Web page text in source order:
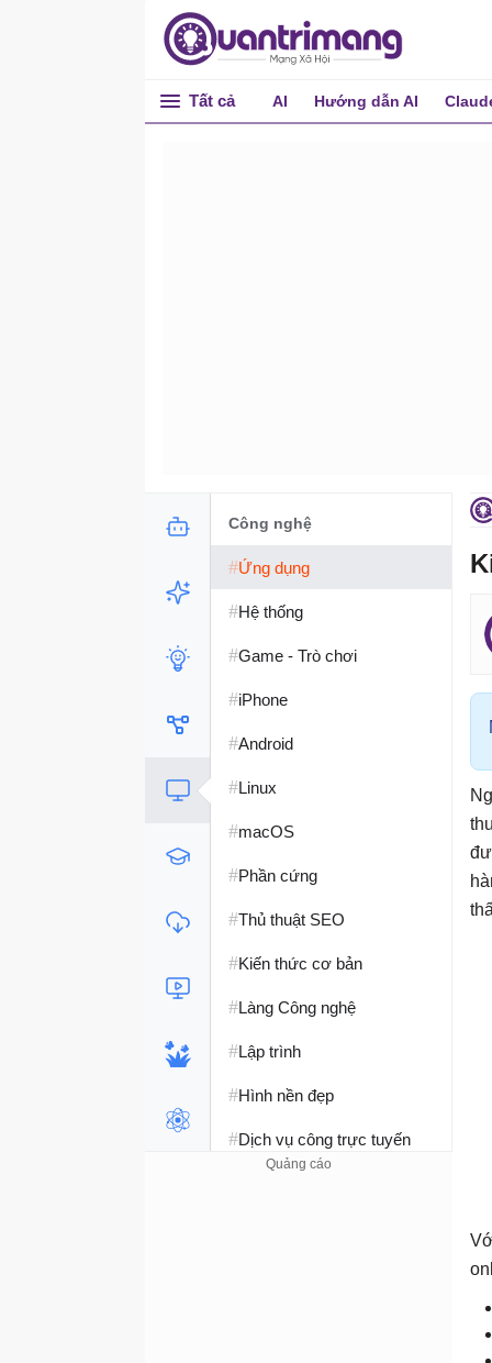
Tất cả AI Hướng dẫn AI
Công nghệ
#Ứng dụng
#Hệ thống
#Game - Trò chơi
#iPhone
#Android
#Linux
#macOS
#Phần cứng
#Thủ thuật SEO
#Kiến thức cơ bản
#Làng Công nghệ
#Lập trình
#Hình nền đẹp
#Dịch vụ công trực tuyến